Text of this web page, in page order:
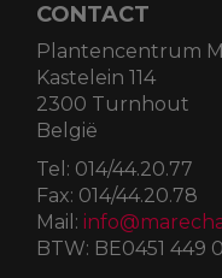
CONTACT
Plantencentrum
Kastelein 114
2300 Turnhout
België
Tel: 014/44.20.77
Fax: 014/44.20.78
Mail:
BTW: BE0451 449